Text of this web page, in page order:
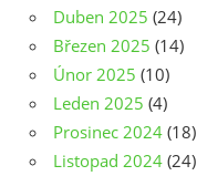
Duben 2025 (24)
Březen 2025 (14)
Únor 2025 (10)
Leden 2025 (4)
Prosinec 2024 (18)
Listopad 2024 (24)